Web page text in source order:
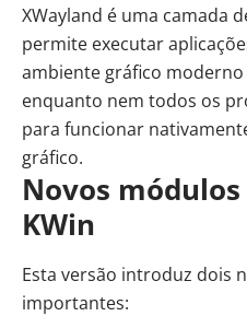
XWayland é uma camada
permite executar
ambiente gráfico moderno
enquanto nem todos os
para funcionar
gráfico.
Novos
KWin
Esta versão introduz dois
importantes: